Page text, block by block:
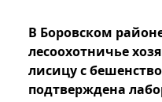
В Боровском
лесоохотничье
лисицу с
подтверждена